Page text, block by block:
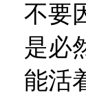
不要
是必
能活